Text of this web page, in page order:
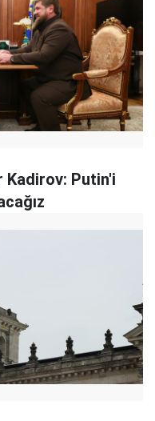
Kadirov: Putin'i